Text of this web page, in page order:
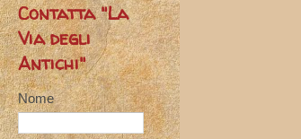
Contatta "La
Via degli
Antichi"
Nome